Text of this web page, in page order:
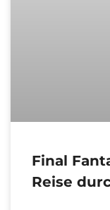
Final
Reise